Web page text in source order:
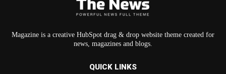
Magazine is a creative HubSpot drag & drop website theme created for
news, magazines and blogs.
QUICK LINKS